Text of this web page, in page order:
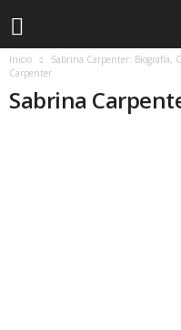
Inicio Sabrina Carpenter: Biografía,
Carpenter
Sabrina